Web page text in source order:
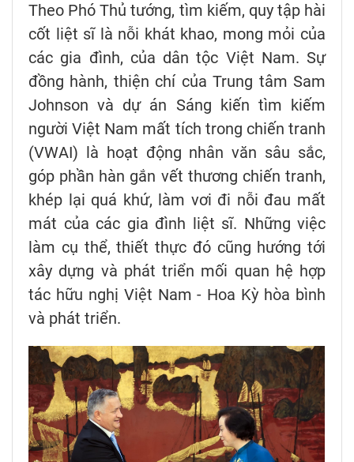
Theo Phó Thủ tướng, tìm kiếm, quy tập hài
cốt liệt sĩ là nỗi khát khao, mong mỏi của
các gia đình, của dân tộc Việt Nam. Sự
đồng hành, thiện chí của Trung tâm Sam
Johnson và dự án Sáng kiến tìm kiếm
người Việt Nam mất tích trong chiến tranh
(VWAI) là hoạt động nhân văn sâu sắc,
góp phần hàn gắn vết thương chiến tranh,
khép lại quá khứ, làm vơi đi nỗi đau mất
mát của các gia đình liệt sĩ. Những việc
làm cụ thể, thiết thực đó cũng hướng tới
xây dựng và phát triển mối quan hệ hợp
tác hữu nghị Việt Nam - Hoa Kỳ hòa bình
và phát triển.